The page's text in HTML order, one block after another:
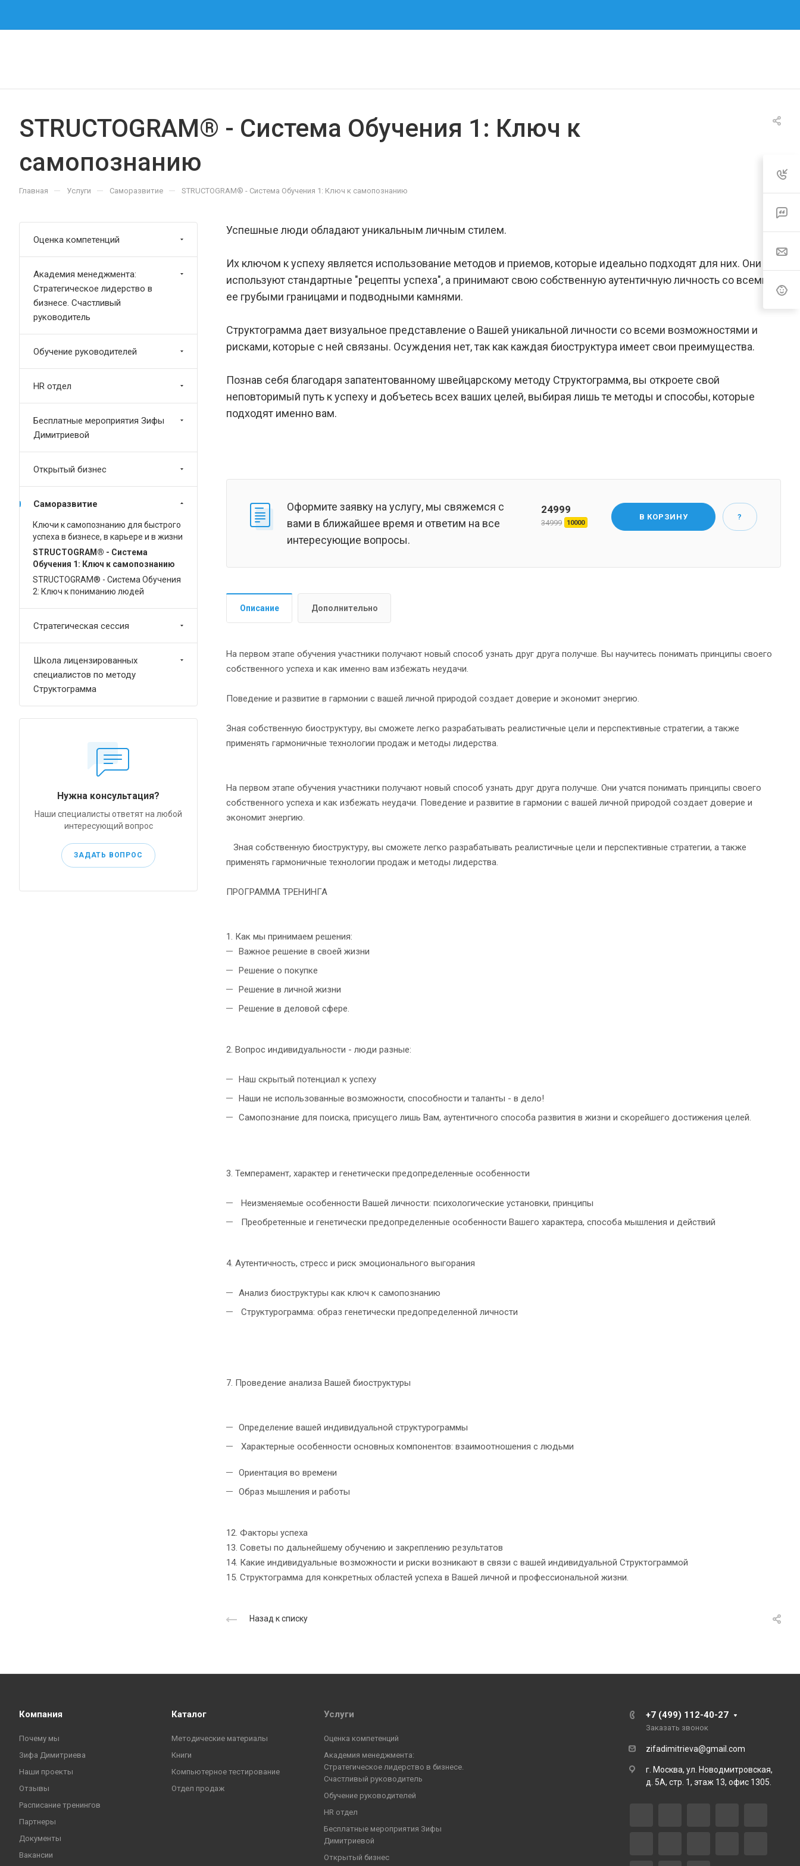
STRUCTOGRAM® - Система Обучения 1: Ключ к
самопознанию
Главная — Услуги — Саморазвитие — STRUCTOGRAM® - Система Обучения 1: Ключ к самопознанию
Успешные люди обладают уникальным личным стилем.
Их ключом к успеху является использование методов и приемов, которые идеально подходят для них. Они не
используют стандартные "рецепты успеха", а принимают свою собственную аутентичную личность со всеми
ее грубыми границами и подводными камнями.
Структограмма дает визуальное представление о Вашей уникальной личности со всеми возможностями и
рисками, которые с ней связаны. Осуждения нет, так как каждая биоструктура имеет свои преимущества.
Познав себя благодаря запатентованному швейцарскому методу Структограмма, вы откроете свой
неповторимый путь к успеху и добъетесь всех ваших целей, выбирая лишь те методы и способы, которые
подходят именно вам.
Оформите заявку на услугу, мы свяжемся с
вами в ближайшее время и ответим на все
интересующие вопросы.
24999
34999 10000
В КОРЗИНУ ?
Описание Дополнительно
На первом этапе обучения участники получают новый способ узнать друг друга получше. Вы научитесь понимать принципы своего
собственного успеха и как именно вам избежать неудачи.
Поведение и развитие в гармонии с вашей личной природой создает доверие и экономит энергию.
Зная собственную биоструктуру, вы сможете легко разрабатывать реалистичные цели и перспективные стратегии, а также
применять гармоничные технологии продаж и методы лидерства.
На первом этапе обучения участники получают новый способ узнать друг друга получше. Они учатся понимать принципы своего
собственного успеха и как избежать неудачи. Поведение и развитие в гармонии с вашей личной природой создает доверие и
экономит энергию.
Зная собственную биоструктуру, вы сможете легко разрабатывать реалистичные цели и перспективные стратегии, а также
применять гармоничные технологии продаж и методы лидерства.
ПРОГРАММА ТРЕНИНГА
1. Как мы принимаем решения:
Важное решение в своей жизни
Решение о покупке
Решение в личной жизни
Решение в деловой сфере.
2. Вопрос индивидуальности - люди разные:
Наш скрытый потенциал к успеху
Наши не использованные возможности, способности и таланты - в дело!
Самопознание для поиска, присущего лишь Вам, аутентичного способа развития в жизни и скорейшего достижения целей.
3. Темперамент, характер и генетически предопределенные особенности
Неизменяемые особенности Вашей личности: психологические установки, принципы
Преобретенные и генетически предопределенные особенности Вашего характера, способа мышления и действий
4. Аутентичность, стресс и риск эмоционального выгорания
Анализ биоструктуры как ключ к самопознанию
Структурограмма: образ генетически предопределенной личности
7. Проведение анализа Вашей биоструктуры
Определение вашей индивидуальной структурограммы
Характерные особенности основных компонентов: взаимоотношения с людьми
Ориентация во времени
Образ мышления и работы
12. Факторы успеха
13. Советы по дальнейшему обучению и закреплению результатов
14. Какие индивидуальные возможности и риски возникают в связи с вашей индивидуальной Структограммой
15. Структограмма для конкретных областей успеха в Вашей личной и профессиональной жизни.
Назад к списку
Оценка компетенций
Академия менеджмента:
Стратегическое лидерство в
бизнесе. Счастливый
руководитель
Обучение руководителей
HR отдел
Бесплатные мероприятия Зифы
Димитриевой
Открытый бизнес
Саморазвитие
Ключи к самопознанию для быстрого
успеха в бизнесе, в карьере и в жизни
STRUCTOGRAM® - Система
Обучения 1: Ключ к самопознанию
STRUCTOGRAM® - Система Обучения
2: Ключ к пониманию людей
Стратегическая сессия
Школа лицензированных
специалистов по методу
Структограмма
Нужна консультация?
Наши специалисты ответят на любой
интересующий вопрос
ЗАДАТЬ ВОПРОС
Компания
Почему мы
Зифа Димитриева
Наши проекты
Отзывы
Расписание тренингов
Партнеры
Документы
Вакансии
Каталог
Методические материалы
Книги
Компьютерное тестирование
Отдел продаж
Услуги
Оценка компетенций
Академия менеджмента:
Стратегическое лидерство в бизнесе.
Счастливый руководитель
Обучение руководителей
HR отдел
Бесплатные мероприятия Зифы
Димитриевой
Открытый бизнес
+7 (499) 112-40-27
Заказать звонок
zifadimitrieva@gmail.com
г. Москва, ул. Новодмитровская,
д. 5А, стр. 1, этаж 13, офис 1305.